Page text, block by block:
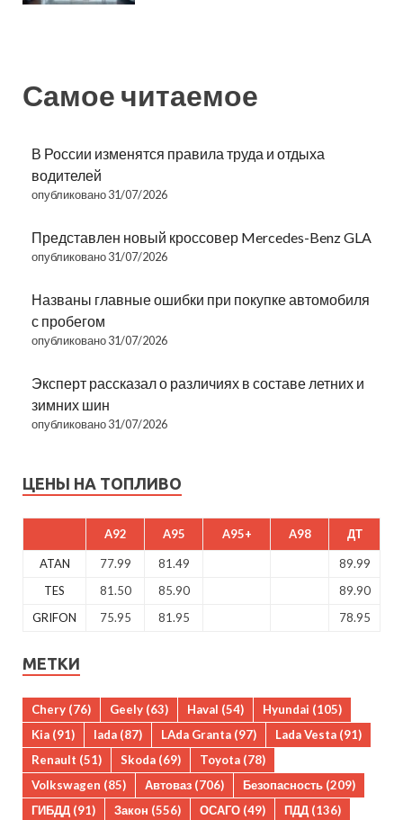
Самое читаемое
В России изменятся правила труда и отдыха
водителей
опубликовано 31/07/2026
Представлен новый кроссовер Mercedes-Benz GLA
опубликовано 31/07/2026
Названы главные ошибки при покупке автомобиля
с пробегом
опубликовано 31/07/2026
Эксперт рассказал о различиях в составе летних и
зимних шин
опубликовано 31/07/2026
ЦЕНЫ НА ТОПЛИВО
A92 A95 A95+ A98 ДТ
ATAN 77.99 81.49
89.99
TES
81.50 85.90
89.90
GRIFON
75.95 81.95 78.95
МЕТКИ
Chery (76) Geely (63) Haval (54) Hyundai (105)
Kia (91) lada (87) LAda Granta (97) Lada Vesta (91)
Renault (51) Skoda (69) Toyota (78)
Volkswagen (85) Автоваз (706) Безопасность (209)
ГИБДД (91) Закон (556) ОСАГО (49) ПДД (136)